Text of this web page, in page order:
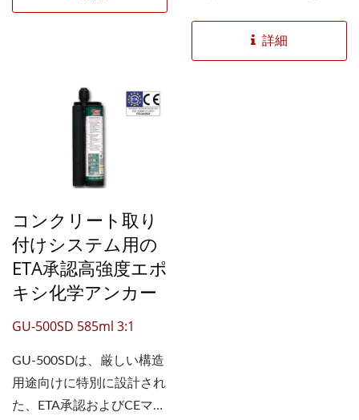
した。これは、構造用途に
おける高い性能と信頼性を
詳細
コンクリート取り
付けシステム用の
ETA承認高強度エポ
キシ化学アンカー
GU-500SD 585ml 3:1
GU-500SDは、厳しい構造
用途向けに特別に設計され
た、ETA承認およびCEマー